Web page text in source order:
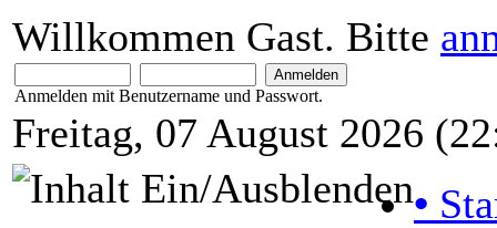
Willkommen Gast. Bitte
Anmelden mit Benutzername und Passwort.
Freitag, 07 August 2026
•